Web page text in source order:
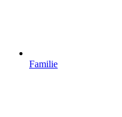
Familie